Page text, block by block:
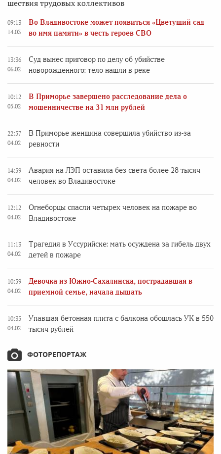
шествия трудовых коллективов
09:13
14.03
Во Владивостоке может появиться «Цветущий сад
во имя памяти» в честь героев СВО
13:36
06.02
Суд вынес приговор по делу об убийстве
новорожденного: тело нашли в реке
10:12
05.02
В Приморье завершено расследование дела о
мошенничестве на 31 млн рублей
22:57
04.02
В Приморье женщина совершила убийство из-за
ревности
14:59
04.02
Авария на ЛЭП оставила без света более 28 тысяч
человек во Владивостоке
12:12
04.02
Огнеборцы спасли четырех человек на пожаре во
Владивостоке
11:13
04.02
Трагедия в Уссурийске: мать осуждена за гибель двух
детей в пожаре
10:59
04.02
Девочка из Южно-Сахалинска, пострадавшая в
приемной семье, начала дышать
10:35
04.02
Упавшая бетонная плита с балкона обошлась УК в 550
тысяч рублей
ФОТОРЕПОРТАЖ